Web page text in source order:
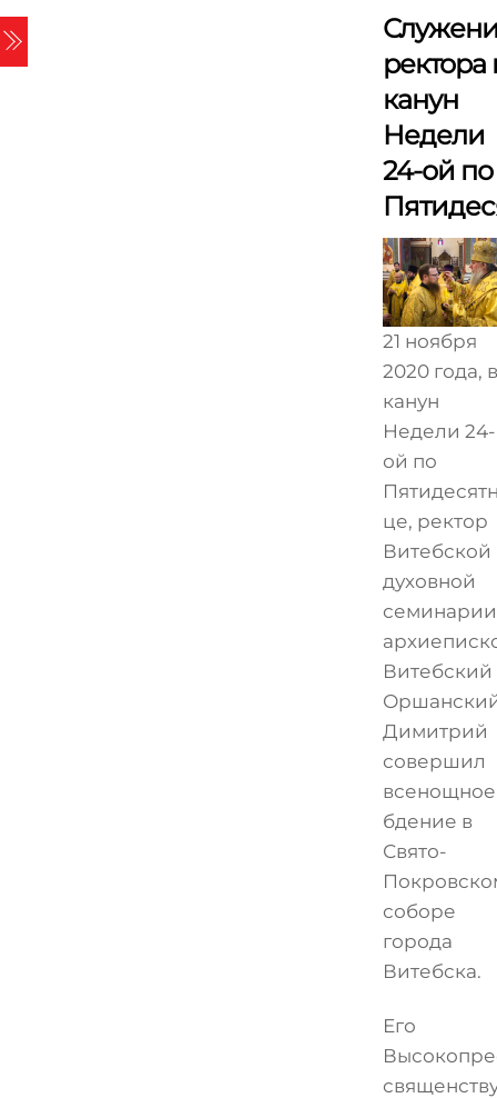
Skip
to
content
ректора
канун
Недели
24-ой по
21 ноября
2020 года, в
канун
Недели 24-
ой по
це, ректор
Витебской
духовной
семинарии
Витебский
Димитрий
совершил
всенощное
бдение в
Свято-
соборе
города
Витебска.
Его